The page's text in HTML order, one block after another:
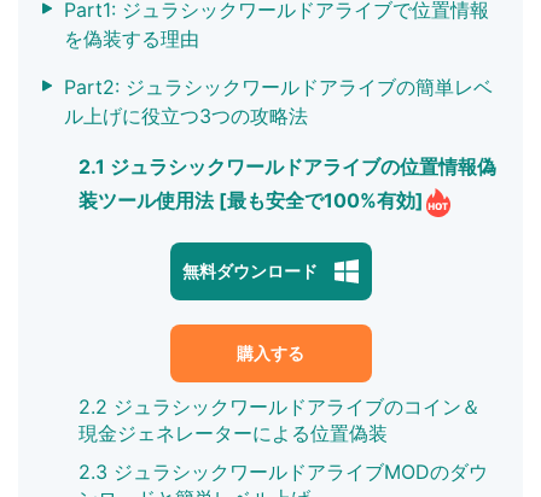
Part1: ジュラシックワールドアライブで位置情報
を偽装する理由
Part2: ジュラシックワールドアライブの簡単レベ
ル上げに役立つ3つの攻略法
2.1 ジュラシックワールドアライブの位置情報偽
装ツール使用法 [最も安全で100%有効]
無料ダウンロード
購入する
2.2 ジュラシックワールドアライブのコイン＆
現金ジェネレーターによる位置偽装
2.3 ジュラシックワールドアライブMODのダウ